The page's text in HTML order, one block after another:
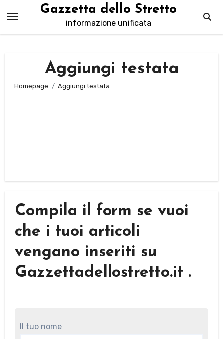
contenuto
Gazzetta dello Stretto
informazione unificata
Aggiungi testata
Homepage Aggiungi testata
Compila il form se vuoi
che i tuoi articoli
vengano inseriti su
Gazzettadellostretto.it .
Il tuo nome